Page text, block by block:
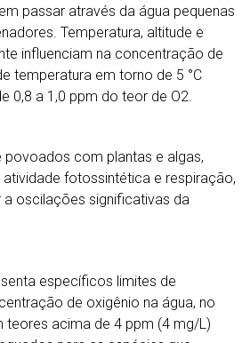
passar através da água pequenas
Temperatura, altitude e
influenciam na concentração de
temperatura em torno de 5 °C
0,8 a 1,0 ppm do teor de O2.
povoados com plantas e algas,
fotossintética e respiração,
oscilações significativas da
específicos limites de
de oxigênio na água, no
teores acima de 4 ppm (4 mg/L)